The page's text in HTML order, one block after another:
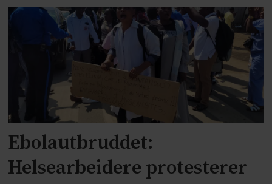
Ebolautbruddet:
Helsearbeidere protesterer